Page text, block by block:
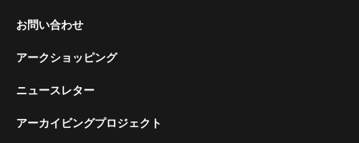
お問い合わせ
アークショッピング
ニュースレター
アーカイビングプロジェクト